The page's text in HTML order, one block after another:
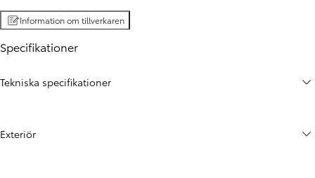
Information om tillverkaren
Specifikationer
Tekniska specifikationer
Exteriör